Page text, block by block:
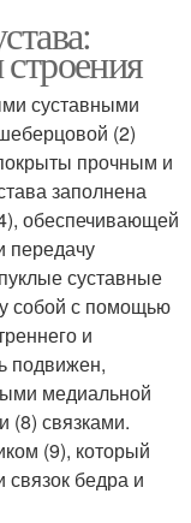
суставными
(2)
прочным и
заполнена
обеспечивающей
передачу
суставные
собой с помощью
и
подвижен,
медиальной
(8) связками.
(9), который
бедра и